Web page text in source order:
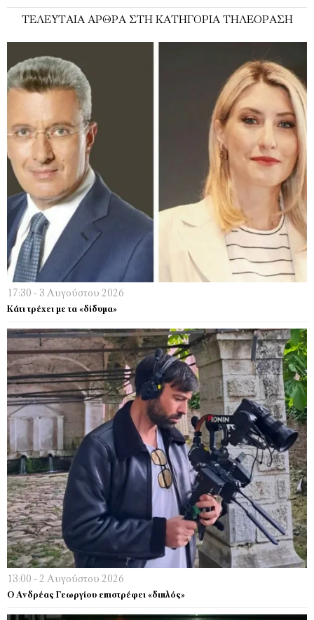
ΤΕΛΕΥΤΑΊΑ ΆΡΘΡΑ ΣΤΗ ΚΑΤΗΓΟΡΊΑ ΤΗΛΕΌΡΑΣΗ
17:30 - 3 Αυγούστου 2026
Κάτι τρέχει µε τα «δίδυµα»
13:00 - 2 Αυγούστου 2026
Ο Ανδρέας Γεωργίου επιστρέφει «διπλός»